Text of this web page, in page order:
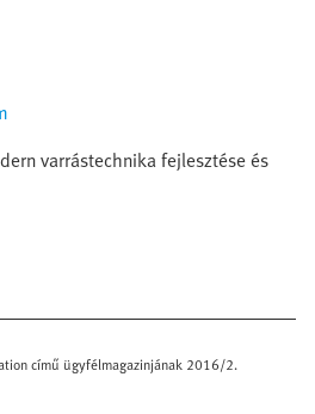
varrástechnika fejlesztése és
című ügyfélmagazinjának 2016/2.